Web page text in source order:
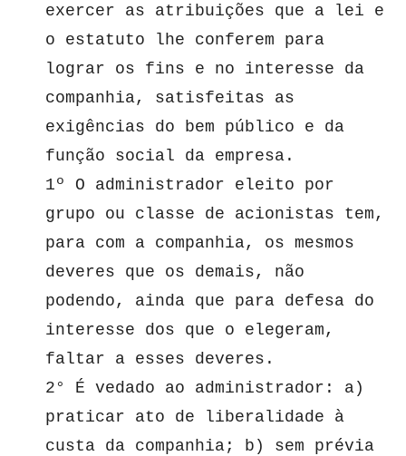
exercer as atribuições que a lei e
o estatuto lhe conferem para
lograr os fins e no interesse da
companhia, satisfeitas as
exigências do bem público e da
função social da empresa.
1º O administrador eleito por
grupo ou classe de acionistas tem,
para com a companhia, os mesmos
deveres que os demais, não
podendo, ainda que para defesa do
interesse dos que o elegeram,
faltar a esses deveres.
2° É vedado ao administrador: a)
praticar ato de liberalidade à
custa da companhia; b) sem prévia